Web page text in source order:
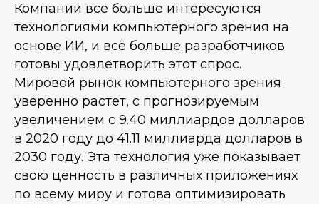
Компании всё больше интересуются
технологиями компьютерного зрения на
основе ИИ, и всё больше разработчиков
готовы удовлетворить этот спрос.
Мировой рынок компьютерного зрения
уверенно растет, с прогнозируемым
увеличением с 9.40 миллиардов долларов
в 2020 году до 41.11 миллиарда долларов в
2030 году. Эта технология уже показывает
свою ценность в различных приложениях
по всему миру и готова оптимизировать